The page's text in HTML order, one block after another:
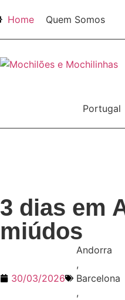
Home Quem Somos
Portugal
3 dias em
miúdos
30/03/2026
Andorra
,
Barcelona
,